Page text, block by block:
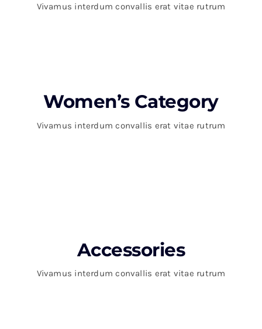
Vivamus interdum convallis erat vitae rutrum
Women’s Category
Vivamus interdum convallis erat vitae rutrum
Accessories
Vivamus interdum convallis erat vitae rutrum